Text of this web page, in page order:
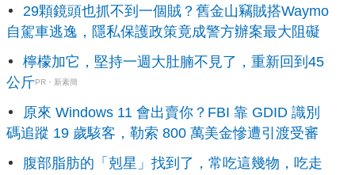
29顆鏡頭也抓不到一個賊？舊金山竊賊搭Waymo
自駕車逃逸，隱私保護政策竟成警方辦案最大阻礙
檸檬加它，堅持一週大肚腩不見了，重新回到45
公斤PR・新素簡
原來 Windows 11 會出賣你？FBI 靠 GDID 識別
碼追蹤 19 歲駭客，勒索 800 萬美金慘遭引渡受審
腹部脂肪的「剋星」找到了，常吃這幾物，吃走